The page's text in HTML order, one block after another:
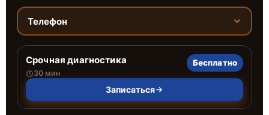
Телефон
Срочная диагностика
30 мин
Бесплатно
Записаться